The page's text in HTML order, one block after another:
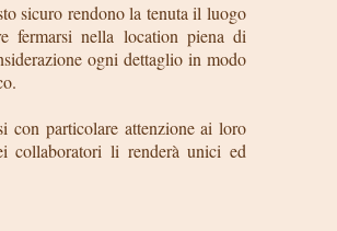
sicuro rendono la tenuta il luogo
fermarsi nella location piena di
ogni dettaglio in modo
con particolare attenzione ai loro
collaboratori li renderà unici ed